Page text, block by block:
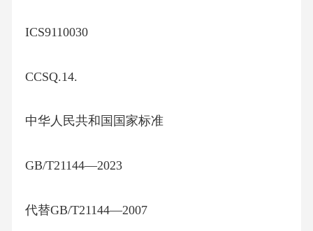
ICS9110030
CCSQ.14.
中华人民共和国国家标准
GB/T21144—2023
代替GB/T21144—2007